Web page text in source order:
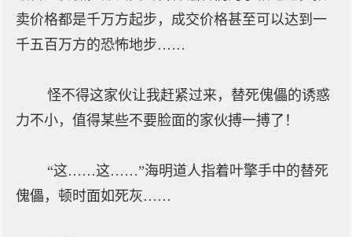
卖价格都是千万方起步，成交价格甚至可以达到一
千五百万方的恐怖地步……
怪不得这家伙让我赶紧过来，替死傀儡的诱惑
力不小，值得某些不要脸面的家伙搏一搏了！
“这……这……”海明道人指着叶擎手中的替死
傀儡，顿时面如死灰……